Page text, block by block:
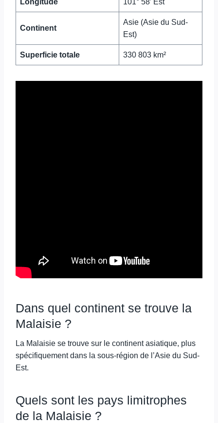
Longitude 101° 58′ Est
Continent
Asie (Asie du Sud-
Est)
Superficie totale 330 803 km²
Dans quel continent se trouve la
Malaisie ?
La Malaisie se trouve sur le continent asiatique, plus
spécifiquement dans la sous-région de l’Asie du Sud-
Est.
Quels sont les pays limitrophes
de la Malaisie ?